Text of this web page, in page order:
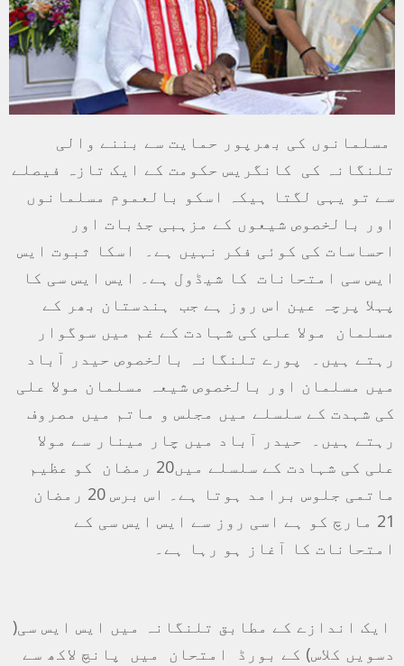
مسلمانوں کی بھرپور حمایت سے بننے والی
تلنگانہ کی کانگریس حکومت کے ایک تازہ فیصلے
سے تو یہی لگتا ہیکہ اسکو بالعموم مسلمانوں
اور بالخصوص شیعوں کے مزہبی جذبات اور
احساسات کی کوئی فکر نہیں ہے۔ اسکا ثبوت ایس
ایس سی امتحانات کا شیڈول ہے۔ ایس ایس سی کا
پہلا پرچہ عین اس روز ہے جب ہندستان بھر کے
مسلمان مولا علی کی شہادت کے غم میں سوگوار
رہتے ہیں۔ پورے تلنگانہ بالخصوص حیدر آباد
میں مسلمان اور بالخصوص شیعہ مسلمان مولا علی
کی شہدت کے سلسلے میں مجلس و ماتم میں مصروف
رہتے ہیں۔ حیدر آباد میں چار مینار سے مولا
علی کی شہادت کے سلسلے میں20 رمضان کو عظیم
ماتمی جلوس برامد ہوتا ہے۔ اس برس 20 رمضان
21 مارچ کو ہے اسی روز سے ایس ایس سی کے
امتحانات کا آغاز ہو رہا ہے۔
ایک اندازے کے مطابق تلنگانہ میں ایس ایس سی(
دسویں کلاس) کے بورڈ امتحان میں پانچ لاکھ سے